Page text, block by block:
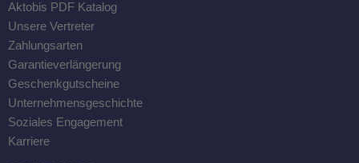
Aktobis PDF Katalog
Unsere Vertreter
Zahlungsarten
Garantieverlängerung
Geschenkgutscheine
Unternehmensgeschichte
Soziales Engagement
Karriere